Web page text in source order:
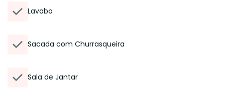
Lavabo
Sacada com Churrasqueira
Sala de Jantar